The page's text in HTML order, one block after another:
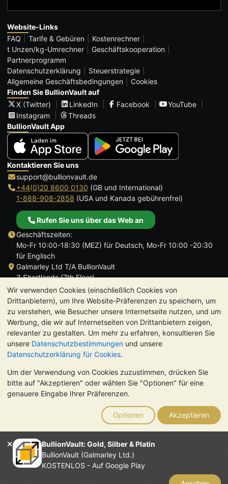
Wir verwenden Cookies (einschließlich Cookies von
Drittanbietern), um Ihre Website-Präferenzen zu speichern, um
zu verstehen, wie Besucher unsere Internetseite nutzen, und um
Werbung, die wir auf Internetseiten von Drittanbietern zeigen,
relevanter zu gestalten. Um mehr zu erfahren, konsultieren Sie
unsere Datenschutzbestimmungen und unsere
Datenschutzerklärung für Cookies.
Um der Verwendung von Cookies zuzustimmen, drücken Sie
bitte auf "Akzeptieren" oder wählen Sie "Optionen" für eine
genauere Eingabe Ihrer Präferenzen.
Optionen Akzeptieren
BullionVault: Gold, Silber & Platin
BullionVault (Galmarley Ltd.)
KOSTENLOS - Auf Google Play
Website-Links
FAQ
Tarife & Gebüren
Kostenrechner
t Unzen/kg-Umrechner
Geschäftskooperation
Partnerprogramm
Datenschutzerklärung
Steuerstrategie
Allgemeine Geschäftsbedingungen
Cookies
Finden Sie BullionVault auf
X (Twitter)
LinkedIn Facebook
YouTube
Instagram
Threads
BullionVault App
Kontaktieren Sie uns
support@bullionvault.de
+44(0)20 8600 0130 (GB und International)
1-888-908-2858 (USA und Kanada gebührenfrei)
Rufen Sie uns über das Web an
Geschäftszeiten:
Mo-Fr 10:00-18:30 (MEZ) für Deutsch, Mo-Fr 10:00 -20:30
für Englisch
Galmarley Ltd T/A BullionVault
3 Shortlands (7th Floor)
Hammersmith
London
W6 8DA
Großbritannien
TrustScore 4.8 | 724 Bewertungen
BITTE BEACHTEN SIE: Der Wert von Edelmetallen kann sowohl
steigen als auch fallen. Historische Trends sind keine Garantie
für zukünftige Preisentwicklungen. Nichts auf den Webseiten
von BullionVault oder in der Kommunikation stellt eine
Anlageberatung dar. Sie sollten sich von einem Fachmann
beraten lassen, um zu sehen, ob der Besitz von Edelmetallen
das Richtige für Sie ist.
Galmarley Ltd. (Handelsname BullionVault) ist registriert in
England und Wales unter der Steuernummer 4943684
BullionVault Ltd © 2026